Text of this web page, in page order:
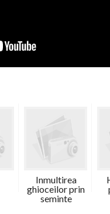
Inmultirea
ghioceilor prin
seminte